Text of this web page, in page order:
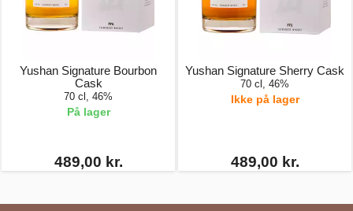
Yushan Signature Bourbon
Cask
70 cl, 46%
På lager
489,00 kr.
Yushan Signature Sherry Cask
70 cl, 46%
Ikke på lager
489,00 kr.